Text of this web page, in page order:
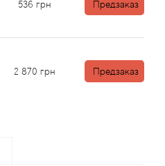
536 грн Предзаказ
2 870 грн Предзаказ